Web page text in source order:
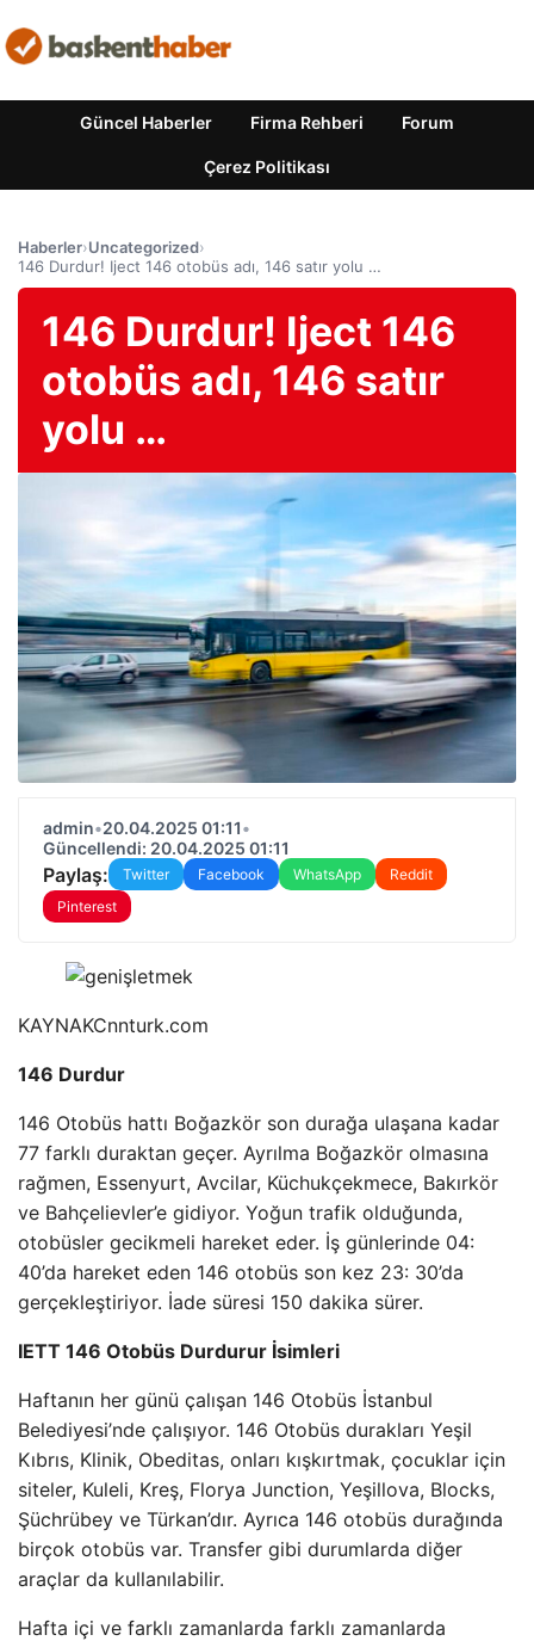
Güncel Haberler Firma Rehberi Forum
Çerez Politikası
Haberler›Uncategorized›
146 Durdur! Iject 146 otobüs adı, 146 satır yolu …
146 Durdur! Iject 146
otobüs adı, 146 satır
yolu …
admin•20.04.2025 01:11•
Güncellendi: 20.04.2025 01:11
Paylaş: Twitter Facebook WhatsApp
Reddit
Pinterest
KAYNAKCnnturk.com
146 Durdur
146 Otobüs hattı Boğazkör son durağa ulaşana kadar
77 farklı duraktan geçer. Ayrılma Boğazkör olmasına
rağmen, Essenyurt, Avcilar, Küchukçekmece, Bakırkör
ve Bahçelievler’e gidiyor. Yoğun trafik olduğunda,
otobüsler gecikmeli hareket eder. İş günlerinde 04:
40’da hareket eden 146 otobüs son kez 23: 30’da
gerçekleştiriyor. İade süresi 150 dakika sürer.
IETT 146 Otobüs Durdurur İsimleri
Haftanın her günü çalışan 146 Otobüs İstanbul
Belediyesi’nde çalışıyor. 146 Otobüs durakları Yeşil
Kıbrıs, Klinik, Obeditas, onları kışkırtmak, çocuklar için
siteler, Kuleli, Kreş, Florya Junction, Yeşillova, Blocks,
Şüchrübey ve Türkan’dır. Ayrıca 146 otobüs durağında
birçok otobüs var. Transfer gibi durumlarda diğer
araçlar da kullanılabilir.
Hafta içi ve farklı zamanlarda farklı zamanlarda